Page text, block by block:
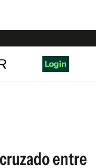
Login
entre